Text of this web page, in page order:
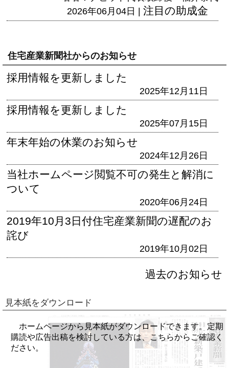
2026年06月04日 | 注目の助成金
住宅産業新聞社からのお知らせ
採用情報を更新しました
2025年12月11日
採用情報を更新しました
2025年07月15日
年末年始の休業のお知らせ
2024年12月26日
当社ホームページ閲覧不可の発生と解消に
ついて
2020年06月24日
2019年10月3日付住宅産業新聞の遅配のお
詫び
2019年10月02日
過去のお知らせ
見本紙をダウンロード
ホームページから見本紙がダウンロードできます。定期
購読や広告出稿を検討している方は、こちらからご確認く
ださい。